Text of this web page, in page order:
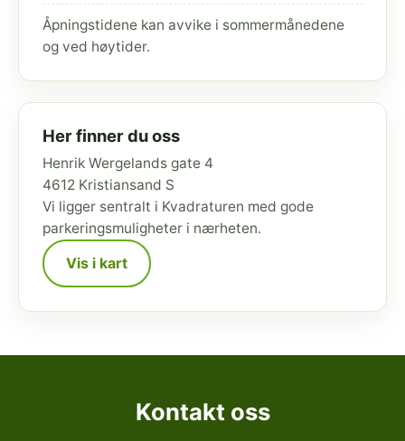
Åpningstidene kan avvike i sommermånedene
og ved høytider.
Her finner du oss
Henrik Wergelands gate 4
4612 Kristiansand S
Vi ligger sentralt i Kvadraturen med gode
parkeringsmuligheter i nærheten.
Vis i kart
Kontakt oss